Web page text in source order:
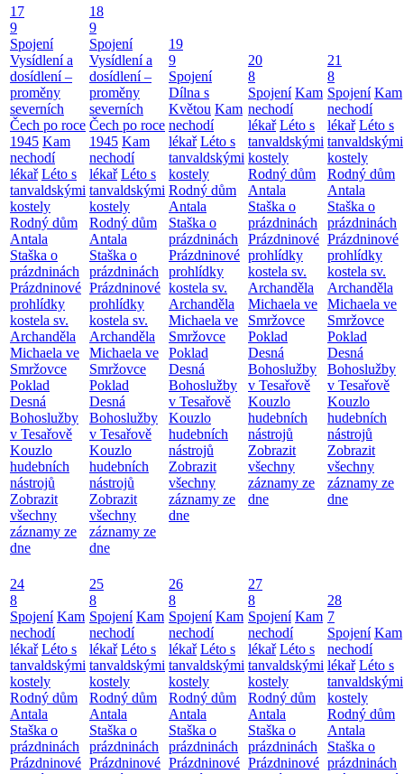
17
9
Spojení
Vysídlení a
dosídlení –
proměny
severních
Čech po roce
1945 Kam
nechodí
lékař Léto s
tanvaldskými
kostely
Rodný dům
Antala
Staška o
prázdninách
Prázdninové
prohlídky
kostela sv.
Archanděla
Michaela ve
Smržovce
Poklad
Desná
Bohoslužby
v Tesařově
Kouzlo
hudebních
nástrojů
Zobrazit
všechny
záznamy ze
dne
18
9
Spojení
Vysídlení a
dosídlení –
proměny
severních
Čech po roce
1945 Kam
nechodí
lékař Léto s
tanvaldskými
kostely
Rodný dům
Antala
Staška o
prázdninách
Prázdninové
prohlídky
kostela sv.
Archanděla
Michaela ve
Smržovce
Poklad
Desná
Bohoslužby
v Tesařově
Kouzlo
hudebních
nástrojů
Zobrazit
všechny
záznamy ze
dne
19
9
Spojení
Dílna s
Květou Kam
nechodí
lékař Léto s
tanvaldskými
kostely
Rodný dům
Antala
Staška o
prázdninách
Prázdninové
prohlídky
kostela sv.
Archanděla
Michaela ve
Smržovce
Poklad
Desná
Bohoslužby
v Tesařově
Kouzlo
hudebních
nástrojů
Zobrazit
všechny
záznamy ze
dne
20
8
Spojení Kam
nechodí
lékař Léto s
tanvaldskými
kostely
Rodný dům
Antala
Staška o
prázdninách
Prázdninové
prohlídky
kostela sv.
Archanděla
Michaela ve
Smržovce
Poklad
Desná
Bohoslužby
v Tesařově
Kouzlo
hudebních
nástrojů
Zobrazit
všechny
záznamy ze
dne
21
8
Spojení Kam
nechodí
lékař Léto s
tanvaldskými
kostely
Rodný dům
Antala
Staška o
prázdninách
Prázdninové
prohlídky
kostela sv.
Archanděla
Michaela ve
Smržovce
Poklad
Desná
Bohoslužby
v Tesařově
Kouzlo
hudebních
nástrojů
Zobrazit
všechny
záznamy ze
dne
24
8
Spojení Kam
nechodí
lékař Léto s
tanvaldskými
kostely
Rodný dům
Antala
Staška o
prázdninách
Prázdninové
25
8
Spojení Kam
nechodí
lékař Léto s
tanvaldskými
kostely
Rodný dům
Antala
Staška o
prázdninách
Prázdninové
26
8
Spojení Kam
nechodí
lékař Léto s
tanvaldskými
kostely
Rodný dům
Antala
Staška o
prázdninách
Prázdninové
27
8
Spojení Kam
nechodí
lékař Léto s
tanvaldskými
kostely
Rodný dům
Antala
Staška o
prázdninách
Prázdninové
28
7
Spojení Kam
nechodí
lékař Léto s
tanvaldskými
kostely
Rodný dům
Antala
Staška o
prázdninách